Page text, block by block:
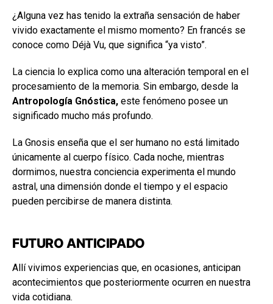
¿Alguna vez has tenido la extraña sensación de haber
vivido exactamente el mismo momento? En francés se
conoce como Déjà Vu, que significa “ya visto”.
La ciencia lo explica como una alteración temporal en el
procesamiento de la memoria. Sin embargo, desde la
Antropología Gnóstica, este fenómeno posee un
significado mucho más profundo.
La Gnosis enseña que el ser humano no está limitado
únicamente al cuerpo físico. Cada noche, mientras
dormimos, nuestra conciencia experimenta el mundo
astral, una dimensión donde el tiempo y el espacio
pueden percibirse de manera distinta.
FUTURO ANTICIPADO
Allí vivimos experiencias que, en ocasiones, anticipan
acontecimientos que posteriormente ocurren en nuestra
vida cotidiana.